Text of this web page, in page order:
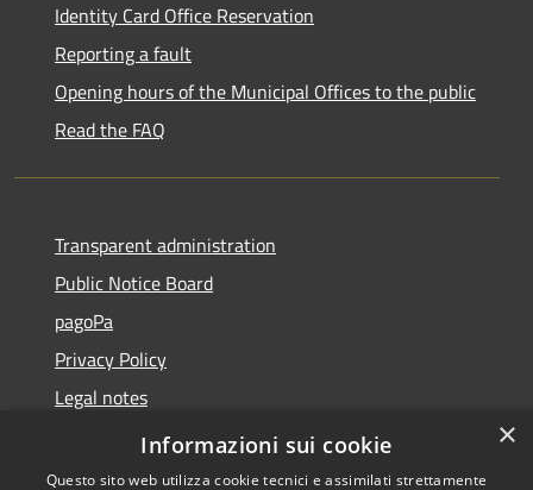
Identity Card Office Reservation
Reporting a fault
Opening hours of the Municipal Offices to the public
Read the FAQ
Transparent administration
Public Notice Board
pagoPa
Privacy Policy
Legal notes
Accessibility Statement
×
Informazioni sui cookie
Questo sito web utilizza cookie tecnici e assimilati strettamente